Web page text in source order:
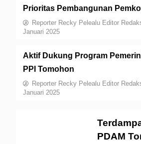
Prioritas Pembangunan
2023Reporter Recky Pelealu Editor
Januari 2025
Aktif Dukung Program
PPI Tomohon
Reporter Recky Pelealu Editor
Januari 2025
PDAM